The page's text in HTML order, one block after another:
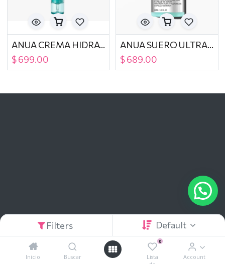
Filters Default
Inicio Buscar
0
Lista
Account
ANUA CREMA HIDRATANTE Y REAFIRMANTE DE PDRN ACIDO HIALURONICO 100 DE 60 ML
$699.00
ANUA SUERO ULTRA HIDRATANTE Y REAFIRMANTE DE PDRN, ACIDO HIALURONICO Y COLAGENO 100
$689.00